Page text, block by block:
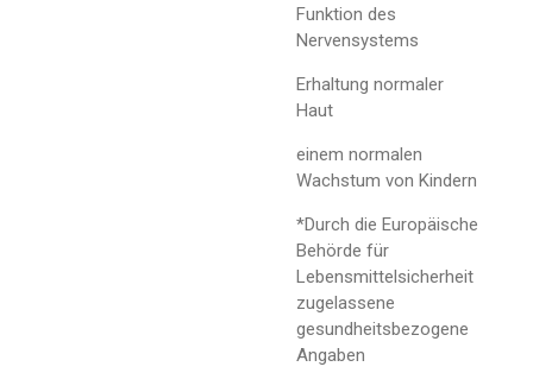
Funktion des
Nervensystems
Erhaltung normaler
Haut
einem normalen
Wachstum von Kindern
*Durch die Europäische
Behörde für
Lebensmittelsicherheit
zugelassene
gesundheitsbezogene
Angaben